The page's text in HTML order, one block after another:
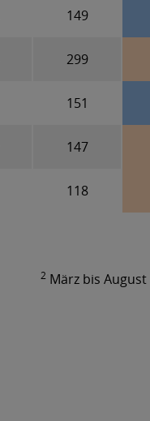
149
299
151
147
118
2 März bis August